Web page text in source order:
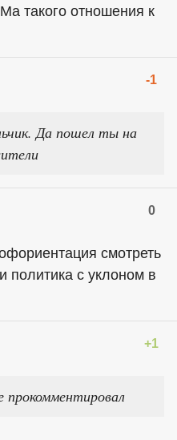
такого отношения к
-1
Да пошел ты на
0
смотреть
политика с уклоном в
+1
прокомментировал